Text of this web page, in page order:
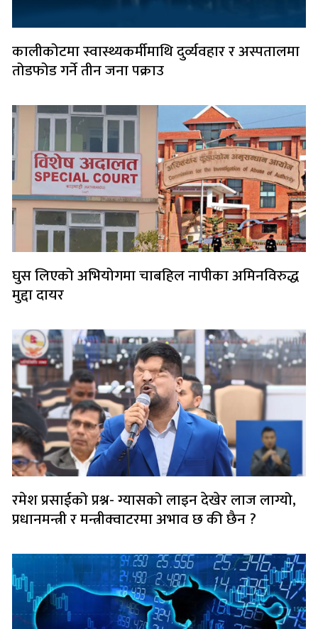
कालीकोटमा स्वास्थ्यकर्मीमाथि दुर्व्यवहार र अस्पतालमा
तोडफोड गर्ने तीन जना पक्राउ
घुस लिएको अभियोगमा चाबहिल नापीका अमिनविरुद्ध
मुद्दा दायर
रमेश प्रसाईको प्रश्न- ग्यासको लाइन देखेर लाज लाग्यो,
प्रधानमन्त्री र मन्त्रीक्वाटरमा अभाव छ की छैन ?